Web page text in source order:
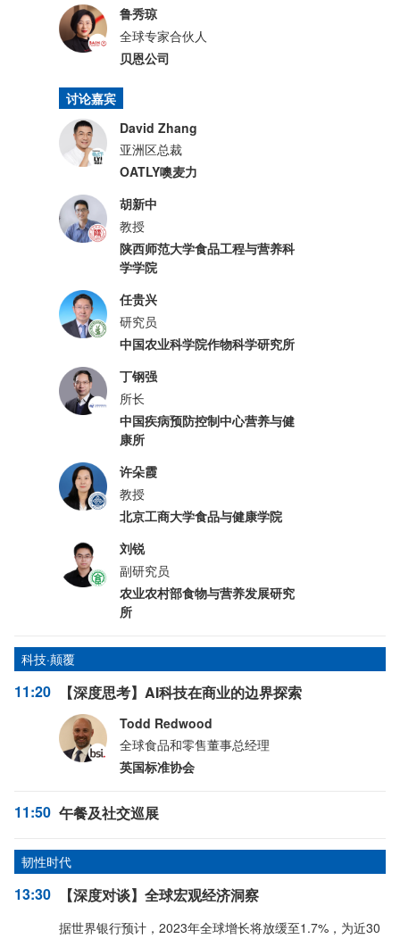
鲁秀琼
全球专家合伙人
贝恩公司
讨论嘉宾
David Zhang
亚洲区总裁
OATLY噢麦力
胡新中
教授
陕西师范大学食品工程与营养科
学学院
任贵兴
研究员
中国农业科学院作物科学研究所
丁钢强
所长
中国疾病预防控制中心营养与健
康所
许朵霞
教授
北京工商大学食品与健康学院
刘锐
副研究员
农业农村部食物与营养发展研究
所
科技·颠覆
11:20 【深度思考】AI科技在商业的边界探索
Todd Redwood
全球食品和零售董事总经理
英国标准协会
11:50 午餐及社交巡展
韧性时代
13:30 【深度对谈】全球宏观经济洞察
据世界银行预计，2023年全球增长将放缓至1.7%，为近30